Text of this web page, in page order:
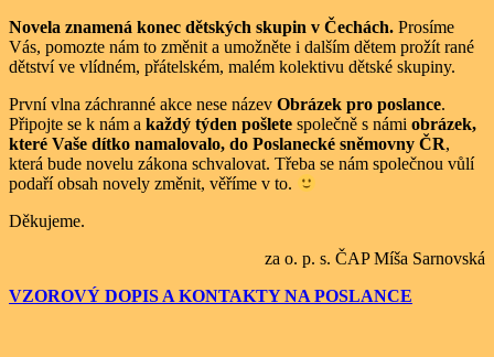
Novela znamená konec dětských skupin v Čechách. Prosíme
Vás, pomozte nám to změnit a umožněte i dalším dětem prožít rané
dětství ve vlídném, přátelském, malém kolektivu dětské skupiny.
První vlna záchranné akce nese název Obrázek pro poslance.
Připojte se k nám a každý týden pošlete společně s námi obrázek,
které Vaše dítko namalovalo, do Poslanecké sněmovny ČR,
která bude novelu zákona schvalovat. Třeba se nám společnou vůlí
podaří obsah novely změnit, věříme v to.
Děkujeme.
za o. p. s. ČAP Míša Sarnovská
VZOROVÝ DOPIS A KONTAKTY NA POSLANCE